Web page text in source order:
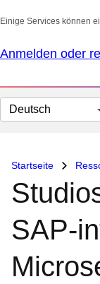
Einige Services können
Anmelden oder
Sprache
auswählen
Startseite
SAP-